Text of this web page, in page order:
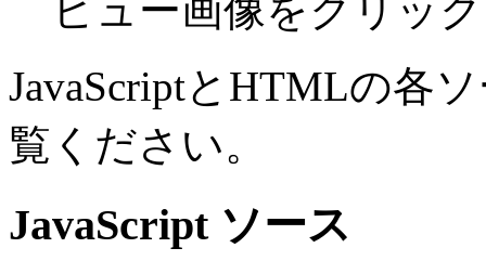
ビュー画像をクリッ
JavaScriptとHTMLの各
覧ください。
JavaScript ソース